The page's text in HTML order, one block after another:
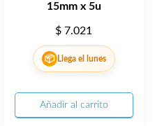
15mm x 5u
$ 7.021
📦 Llega el lunes
Añadir al carrito